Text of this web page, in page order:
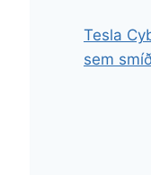
Tesla
sem